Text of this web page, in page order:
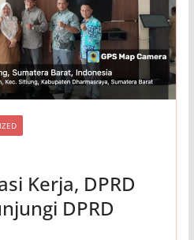
Kerja, DPRD
DPRD